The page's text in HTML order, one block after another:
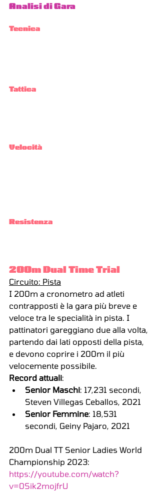
Analisi di Gara
Tecnica
Tattica
Velocità
Resistenza
200m Dual Time Trial
Circuito: Pista
I 200m a cronometro ad atleti
contrapposti è la gara più breve e
veloce tra le specialità in pista. I
pattinatori gareggiano due alla volta,
partendo dai lati opposti della pista,
e devono coprire i 200m il più
velocemente possibile.
Record attuali:
Senior Maschi: 17,231 secondi,
Steven Villegas Ceballos, 2021
Senior Femmine: 18,531
secondi, Geiny Pajaro, 2021
200m Dual TT Senior Ladies World
Championship 2023:
https://youtube.com/watch?
v=0Sik2mojfrU